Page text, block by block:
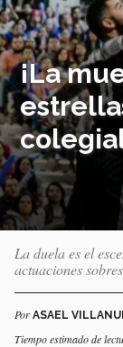
¡La
La duela es el
actuaciones
Por ASAEL
Tiempo estimado de